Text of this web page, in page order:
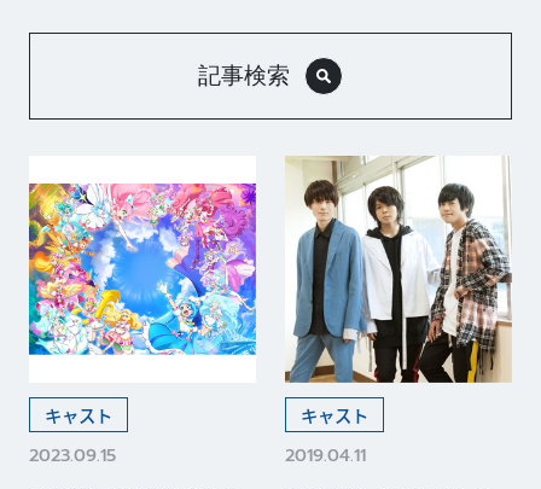
記事検索
キャスト
2023.09.15
キャスト
2019.04.11